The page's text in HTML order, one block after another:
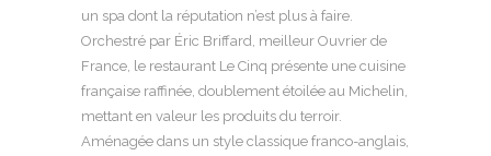
un spa dont la réputation n’est plus à faire.
Orchestré par Éric Briffard, meilleur Ouvrier de
France, le restaurant Le Cinq présente une cuisine
française raffinée, doublement étoilée au Michelin,
mettant en valeur les produits du terroir.
Aménagée dans un style classique franco-anglais,